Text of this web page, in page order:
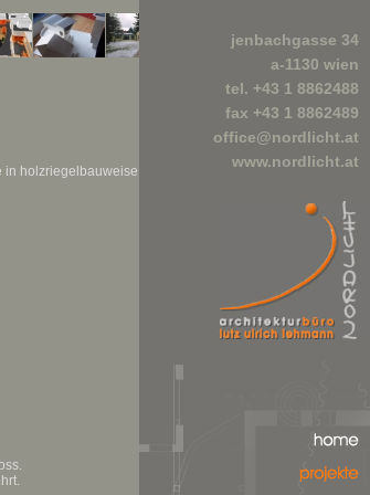
in holzriegelbauweise
jenbachgasse 34
a-1130 wien
tel. +43 1 8862488
fax +43 1 8862489
office@nordlicht.at
www.nordlicht.at
home